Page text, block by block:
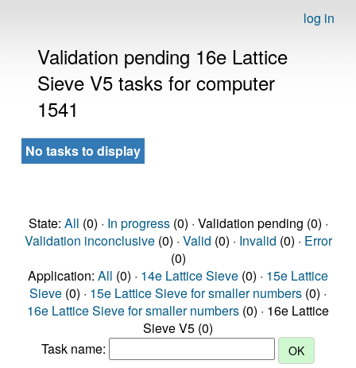
log in
Validation pending 16e Lattice
Sieve V5 tasks for computer
1541
No tasks to display
State: All (0) · In progress(0) · Validation pending (0) ·
Validation inconclusive(0) · Valid (0) · Invalid (0) · Error
(0)
Application: All (0) · 14e Lattice Sieve (0) · 15e Lattice
Sieve (0) · 15e Lattice Sieve for smaller numbers (0) ·
16e Lattice Sieve for smaller numbers (0) · 16e Lattice
Sieve V5 (0)
Task name: